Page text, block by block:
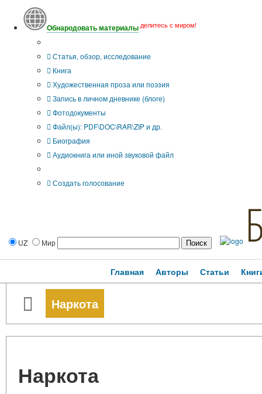
Обнародовать материалы делитесь с миром!
Статья, обзор, исследование
Книга
Художественная проза или поэзия
Запись в личном дневнике (блоге)
Фотодокументы
Файл(ы): PDF\DOC\RAR\ZIP и др.
Биография
Аудиокнига или иной звуковой файл
Создать голосование
UZ Мир
Главная Авторы Статьи
Наркота
Наркота